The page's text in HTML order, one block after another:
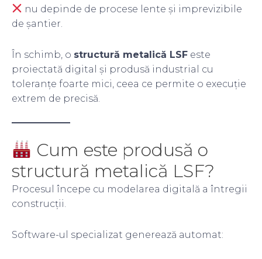
nu depinde de procese lente și imprevizibile
de șantier.
În schimb, o structură metalică LSF este
proiectată digital și produsă industrial cu
toleranțe foarte mici, ceea ce permite o execuție
extrem de precisă.
Cum este produsă o
structură metalică LSF?
Procesul începe cu modelarea digitală a întregii
construcții.
Software-ul specializat generează automat: